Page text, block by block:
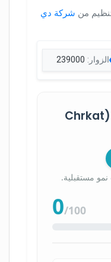
من شركة دي
الزوار: 239000
مؤشر قوة المعرض (Chrkat
نمو مستقبلية.
0/100